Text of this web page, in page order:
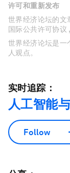
许可和重新发布
世界经济论坛的文
国际公共许可协议
世界经济论坛是一
人观点。
实时追踪：
人工智能
Follow